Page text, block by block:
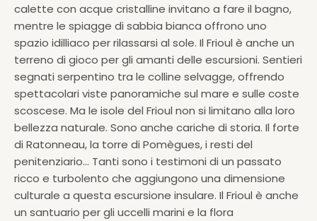
calette con acque cristalline invitano a fare il bagno,
mentre le spiagge di sabbia bianca offrono uno
spazio idilliaco per rilassarsi al sole. Il Frioul è anche un
terreno di gioco per gli amanti delle escursioni. Sentieri
segnati serpentino tra le colline selvagge, offrendo
spettacolari viste panoramiche sul mare e sulle coste
scoscese. Ma le isole del Frioul non si limitano alla loro
bellezza naturale. Sono anche cariche di storia. Il forte
di Ratonneau, la torre di Pomègues, i resti del
penitenziario… Tanti sono i testimoni di un passato
ricco e turbolento che aggiungono una dimensione
culturale a questa escursione insulare. Il Frioul è anche
un santuario per gli uccelli marini e la flora